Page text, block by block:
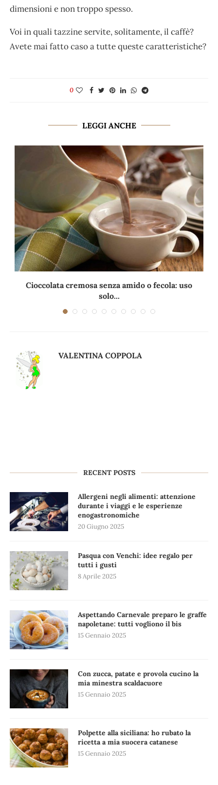
dimensioni e non troppo spesso.
Voi in quali tazzine servite, solitamente, il caffè?
Avete mai fatto caso a tutte queste caratteristiche?
0
LEGGI ANCHE
Cioccolata cremosa senza amido o fecola: uso
solo...
VALENTINA COPPOLA
RECENT POSTS
Allergeni negli alimenti: attenzione
durante i viaggi e le esperienze
enogastronomiche
20 Giugno 2025
Pasqua con Venchi: idee regalo per
tutti i gusti
8 Aprile 2025
Aspettando Carnevale preparo le graffe
napoletane: tutti vogliono il bis
15 Gennaio 2025
Con zucca, patate e provola cucino la
mia minestra scaldacuore
15 Gennaio 2025
Polpette alla siciliana: ho rubato la
ricetta a mia suocera catanese
15 Gennaio 2025